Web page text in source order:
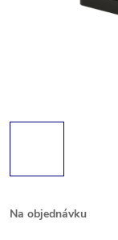
Na objednávku